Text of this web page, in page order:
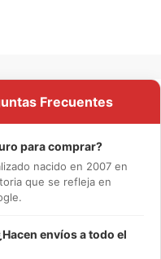
Frecuentes
para comprar?
nacido en 2007 en
que se refleja en
envíos a todo el